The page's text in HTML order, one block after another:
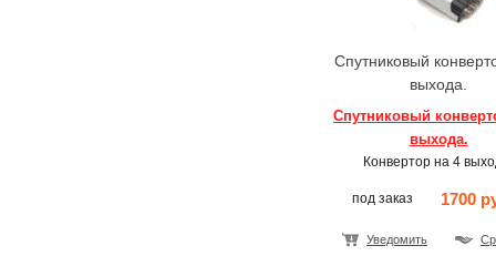
Спутниковый
выхода.
Спутниковый
выхода.
Конвертор на 4
под заказ 1700
Уведомить